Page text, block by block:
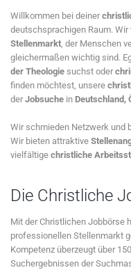
Willkommen bei deiner
deutschsprachigen Raum.
Stellenmarkt , der Menschen
gleichermaßen wichtig sind.
der Theologie suchst oder
finden möchtest, unsere
derJobsuche in Deutschland,
Wir schmieden Netzwerk und
Wir bieten attraktive
vielfältige christliche
Die Christliche
Mit der Christlichen Jobbörse
professionellen Stellenmarkt
Kompetenz überzeugt über
Suchergebnissen der